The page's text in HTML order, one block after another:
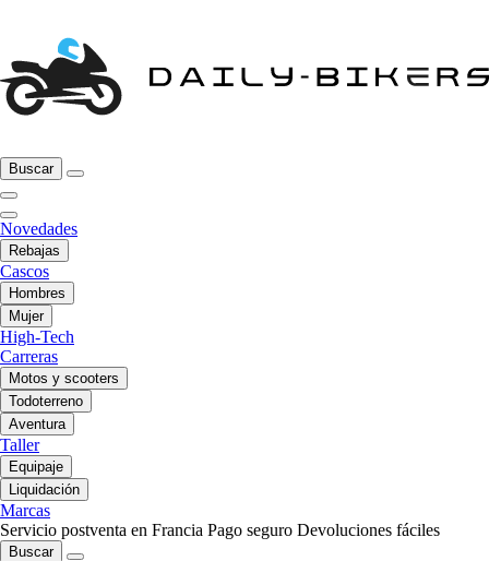
Buscar
Novedades
Rebajas
Cascos
Hombres
Mujer
High-Tech
Carreras
Motos y scooters
Todoterreno
Aventura
Taller
Equipaje
Liquidación
Marcas
Servicio postventa en Francia Pago seguro Devoluciones fáciles
Buscar